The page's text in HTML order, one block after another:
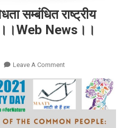
सम्बंधित राष्ट्रीय
।।web News।।
Leave A CommentOn
संस्था
ने
जैवविविधता
सम्बंधित